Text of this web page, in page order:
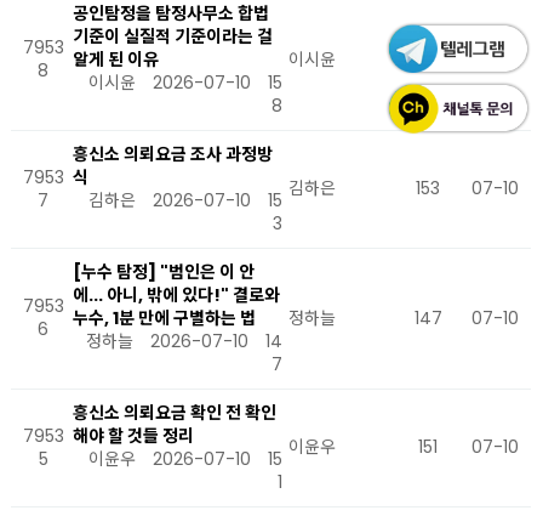
7953
8
공인탐정을 탐정사무소 합법
기준이 실질적 기준이라는 걸
알게 된 이유
이시윤
2026-07-10
15
8
이시윤 158 07-10
7953
7
흥신소 의뢰요금 조사 과정방
식
김하은
2026-07-10
15
3
김하은 153 07-10
7953
6
[누수 탐정] "범인은 이 안
에... 아니, 밖에 있다!" 결로와
누수, 1분 만에 구별하는 법
정하늘
2026-07-10
14
7
정하늘 147 07-10
7953
5
흥신소 의뢰요금 확인 전 확인
해야 할 것들 정리
이윤우
2026-07-10
15
1
이윤우 151 07-10